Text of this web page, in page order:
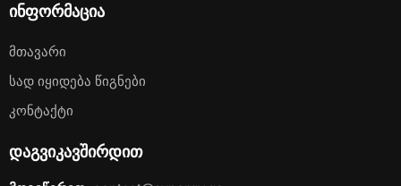
ინფორმაცია
Მთავარი
Სად Იყიდება Წიგნები
Კონტაქტი
დაგვიკავშირდით